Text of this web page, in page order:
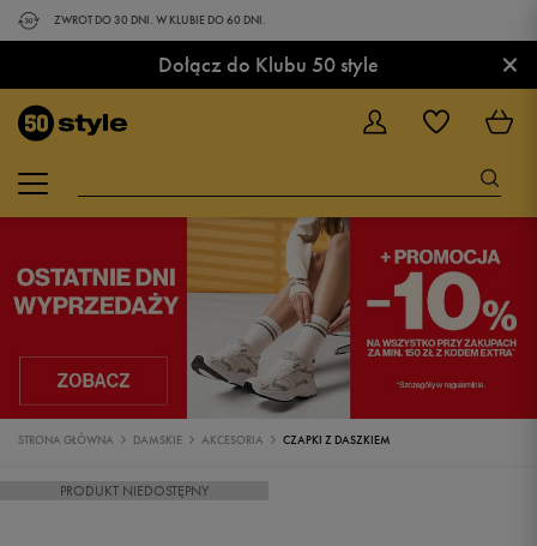
ZWROT DO 30 DNI. W KLUBIE DO 60 DNI.
Dołącz do Klubu 50 style ×
STRONA GŁÓWNA DAMSKIE AKCESORIA CZAPKI Z DASZKIEM
PRODUKT NIEDOSTĘPNY